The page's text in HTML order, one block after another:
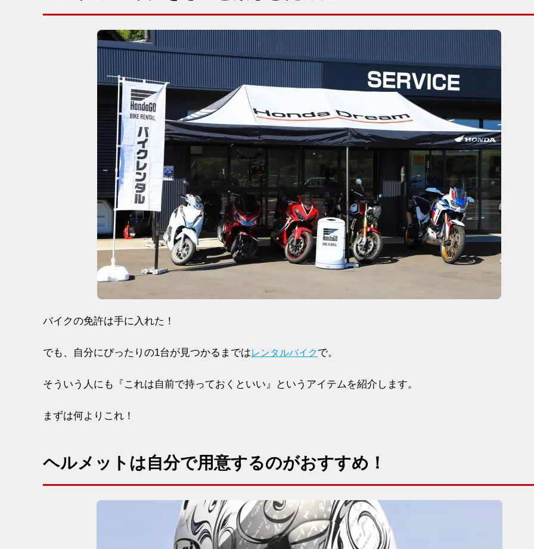
バイクの免許は手に入れた！
でも、自分にぴったりの1台が見つかるまではレンタルバイクで。
そういう人にも『これは自前で持っておくといい』というアイテムを紹介します。
まずは何よりこれ！
ヘルメットは自分で用意するのがおすすめ！